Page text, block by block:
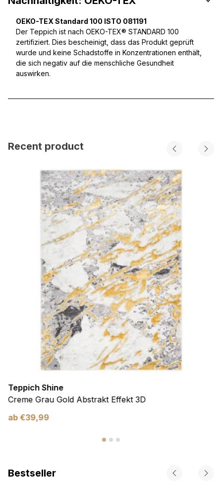
OEKO-TEX Standard 100 ISTO 081191
Der Teppich ist nach OEKO-TEX® STANDARD 100
zertifiziert. Dies bescheinigt, dass das Produkt geprüft
wurde und keine Schadstoffe in Konzentrationen enthält,
die sich negativ auf die menschliche Gesundheit
auswirken.
Recent product
Teppich Shine
Creme Grau Gold Abstrakt Effekt 3D
ab €39,99
Bestseller